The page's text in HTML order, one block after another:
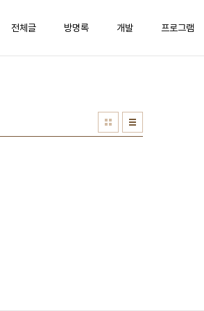
전체글 방명록 개발 프로그램